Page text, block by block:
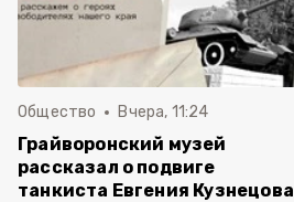
Общество Вчера, 11:24
Грайворонский музей
рассказал о подвиге
танкиста Евгения Кузнецова